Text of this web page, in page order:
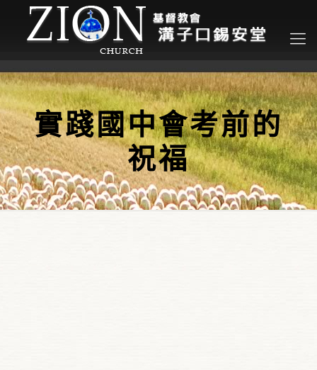
實踐國中會考前的
祝福